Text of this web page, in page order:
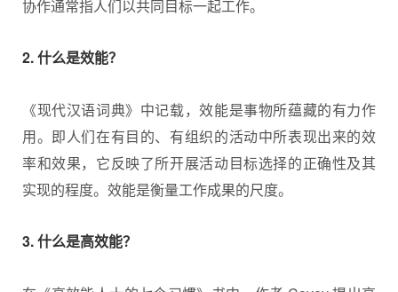
协作通常指人们以共同目标一起工作。
2. 什么是效能？
《现代汉语词典》中记载，效能是事物所蕴藏的有力作
用。即人们在有目的、有组织的活动中所表现出来的效
率和效果，它反映了所开展活动目标选择的正确性及其
实现的程度。效能是衡量工作成果的尺度。
3. 什么是高效能？